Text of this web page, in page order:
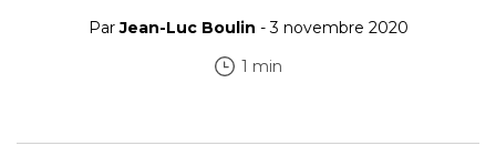
ParJean-Luc Boulin - 3 novembre 2020
1 min